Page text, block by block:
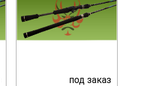
под заказ